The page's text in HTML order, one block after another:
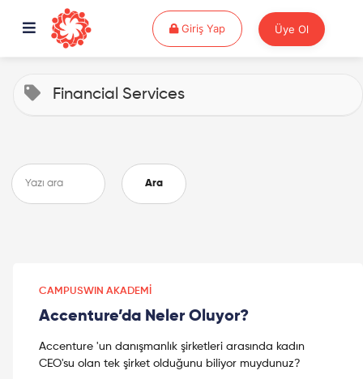
Giriş YapGiriş Yap Üye Ol
Financial Services
Ara
CAMPUSWIN AKADEMI
Accenture’da Neler Oluyor?
Accenture 'un danışmanlık şirketleri arasında kadın
CEO'su olan tek şirket olduğunu biliyor muydunuz?